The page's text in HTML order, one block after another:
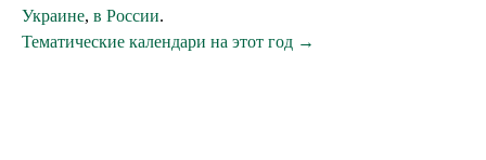
Украине, в России.
Тематические календари на этот год →